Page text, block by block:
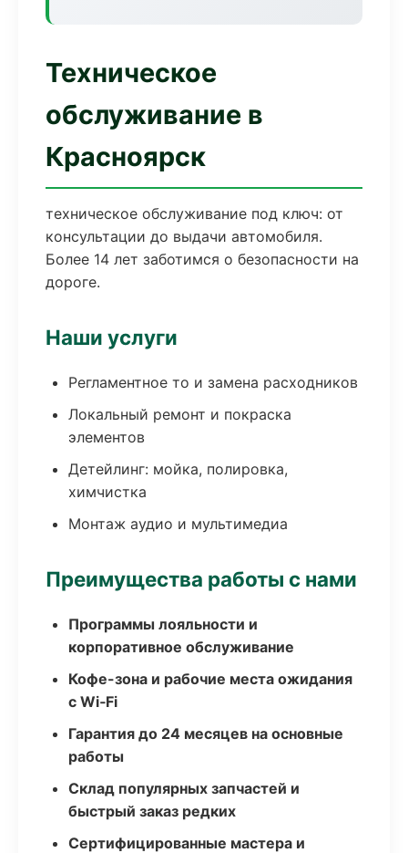
Техническое
обслуживание в
Красноярск
техническое обслуживание под ключ: от
консультации до выдачи автомобиля.
Более 14 лет заботимся о безопасности на
дороге.
Наши услуги
Регламентное то и замена расходников
Локальный ремонт и покраска
элементов
Детейлинг: мойка, полировка,
химчистка
Монтаж аудио и мультимедиа
Преимущества работы с нами
Программы лояльности и
корпоративное обслуживание
Кофе-зона и рабочие места ожидания
с Wi‑Fi
Гарантия до 24 месяцев на основные
работы
Склад популярных запчастей и
быстрый заказ редких
Сертифицированные мастера и